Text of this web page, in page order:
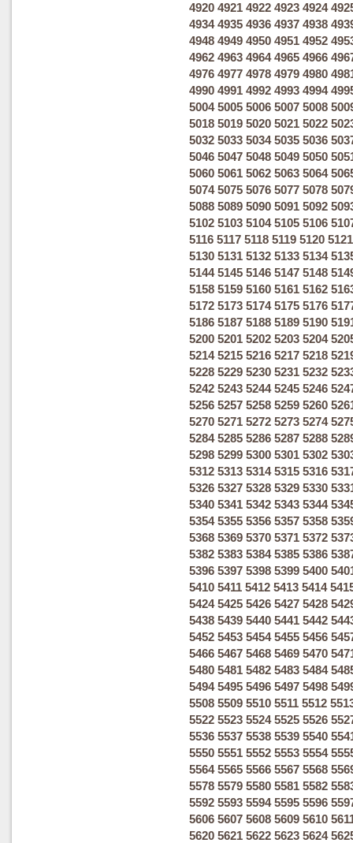
4920 4921 4922 4923 4924
4934 4935 4936 4937 4938
4948 4949 4950 4951 4952
4962 4963 4964 4965 4966
4976 4977 4978 4979 4980
4990 4991 4992 4993 4994
5004 5005 5006 5007 5008
5018 5019 5020 5021 5022
5032 5033 5034 5035 5036
5046 5047 5048 5049 5050
5060 5061 5062 5063 5064
5074 5075 5076 5077 5078
5088 5089 5090 5091 5092
5102 5103 5104 5105 5106
5116 5117 5118 5119 5120 5121
5130 5131 5132 5133 5134
5144 5145 5146 5147 5148
5158 5159 5160 5161 5162
5172 5173 5174 5175 5176
5186 5187 5188 5189 5190
5200 5201 5202 5203 5204
5214 5215 5216 5217 5218
5228 5229 5230 5231 5232
5242 5243 5244 5245 5246
5256 5257 5258 5259 5260
5270 5271 5272 5273 5274
5284 5285 5286 5287 5288
5298 5299 5300 5301 5302
5312 5313 5314 5315 5316
5326 5327 5328 5329 5330
5340 5341 5342 5343 5344
5354 5355 5356 5357 5358
5368 5369 5370 5371 5372
5382 5383 5384 5385 5386
5396 5397 5398 5399 5400
5410 5411 5412 5413 5414
5424 5425 5426 5427 5428
5438 5439 5440 5441 5442
5452 5453 5454 5455 5456
5466 5467 5468 5469 5470
5480 5481 5482 5483 5484
5494 5495 5496 5497 5498
5508 5509 5510 5511 5512
5522 5523 5524 5525 5526
5536 5537 5538 5539 5540
5550 5551 5552 5553 5554
5564 5565 5566 5567 5568
5578 5579 5580 5581 5582
5592 5593 5594 5595 5596
5606 5607 5608 5609 5610
5620 5621 5622 5623 5624